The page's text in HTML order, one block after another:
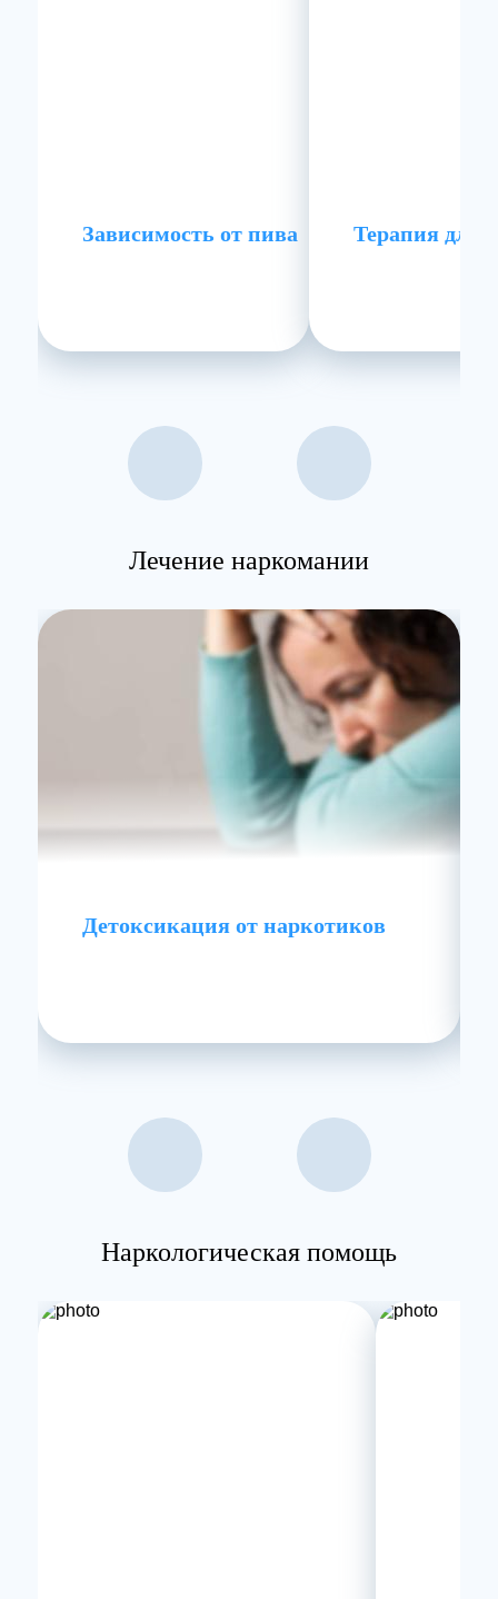
Зависимость от пива Терапия для
Лечение наркомании
Детоксикация от наркотиков
Наркологическая помощь